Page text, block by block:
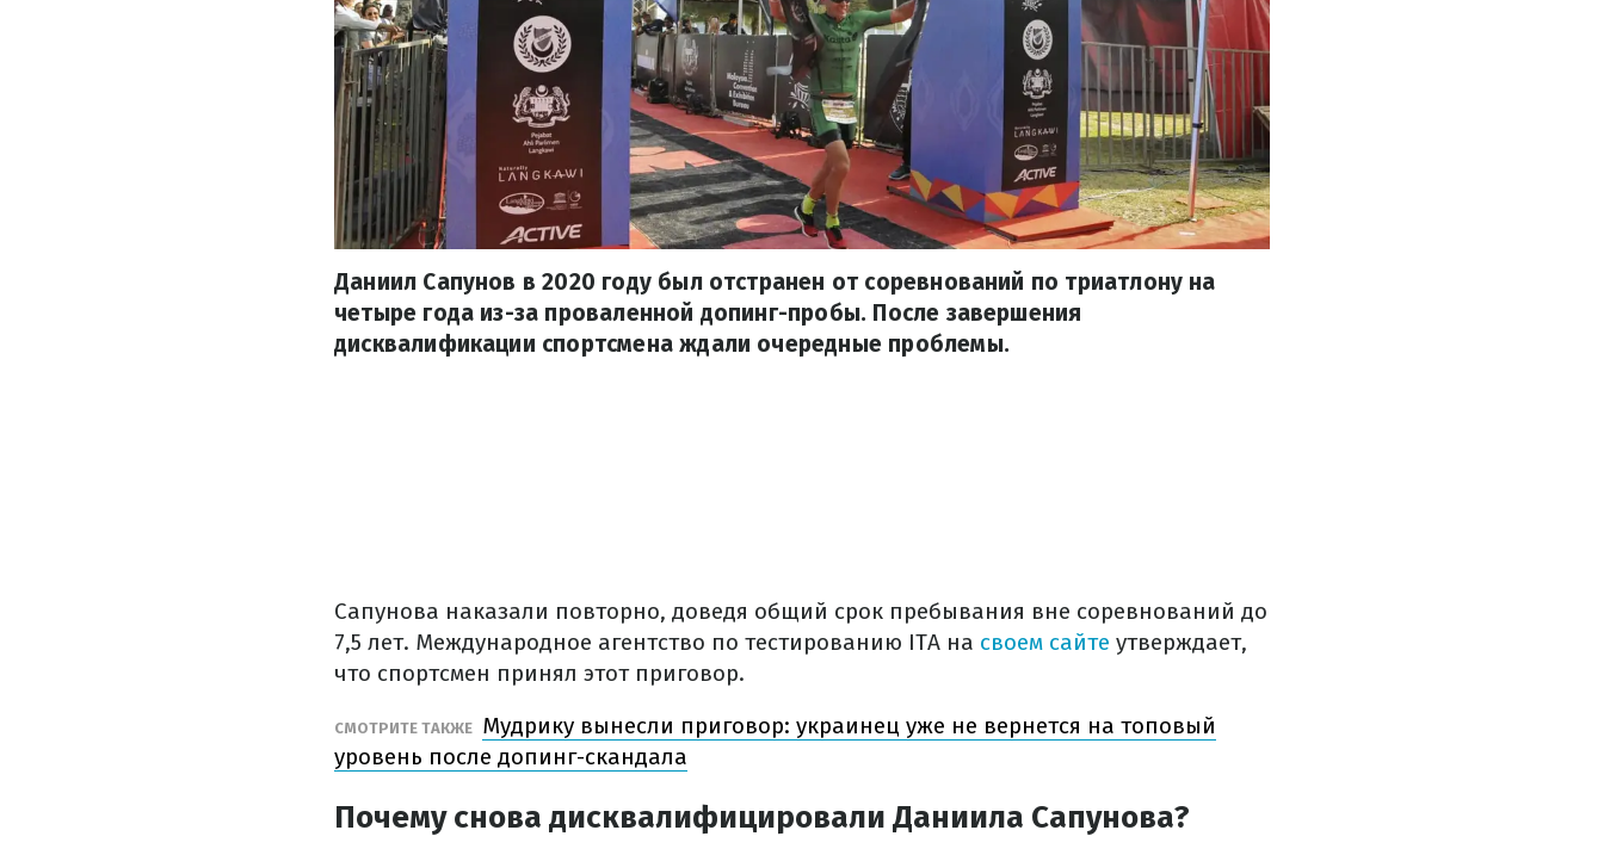
Даниил Сапунов в 2020 году был отстранен от соревнований по триатлону на
четыре года из-за проваленной допинг-пробы. После завершения
дисквалификации спортсмена ждали очередные проблемы.
Сапунова наказали повторно, доведя общий срок пребывания вне соревнований до
7,5 лет. Международное агентство по тестированию ITA на своем сайте утверждает,
что спортсмен принял этот приговор.
СМОТРИТЕ ТАКЖЕ Мудрику вынесли приговор: украинец уже не вернется на топовый
уровень после допинг-скандала
Почему снова дисквалифицировали Даниила Сапунова?